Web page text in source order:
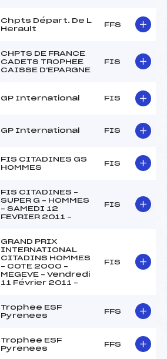
Chpts Départ. De L
Herault
FFS
CHPTS DE FRANCE
CADETS TROPHEE
CAISSE D'EPARGNE
FIS
GP International FIS
GP International FIS
FIS CITADINES GS
HOMMES
FIS
FIS CITADINES –
SUPER G – HOMMES
– SAMEDI 12
FEVRIER 2011 –
FIS
GRAND PRIX
INTERNATIONAL
CITADINS HOMMES
– COTE 2000 –
MEGEVE – Vendredi
11 Février 2011 –
FIS
Trophee ESF
Pyrenees
FFS
Trophee ESF
Pyrenees
FFS